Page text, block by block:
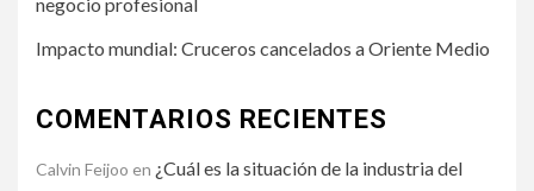
Impacto mundial: Cruceros cancelados a Oriente Medio
COMENTARIOS RECIENTES
Calvin Feijoo en ¿Cuál es la situación de la industria del